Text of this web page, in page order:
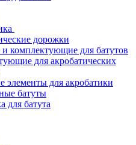
дорожки
и комплектующие для батутов
для акробатических
элементы для акробатики
батуты
для батута